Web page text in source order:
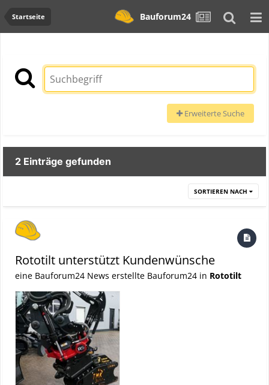
Startseite Bauforum24
Erweiterte Suche
2 Einträge gefunden
SORTIEREN NACH
Rototilt unterstützt Kundenwünsche
eine Bauforum24 News erstellte Bauforum24 in Rototilt